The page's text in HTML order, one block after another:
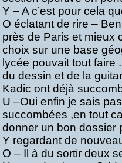
Y – A c’est pour cela
O éclatant de rire –
près de Paris et mieux
choix sur une base
lycée pouvait tout faire
du dessin et de la
Kadic ont déjà
U –Oui enfin je sais
succombées ,en tout
donner un bon dossier
Y regardant de
O – Il à du sortir deux